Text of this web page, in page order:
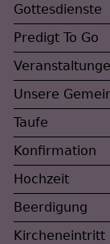
Gottesdienste
Predigt To Go
Unsere
Taufe
Konfirmation
Hochzeit
Beerdigung
Kircheneintritt